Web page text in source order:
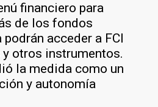
financiero para
de los fondos
acceder a FCI
otros instrumentos.
la medida como un
y autonomía